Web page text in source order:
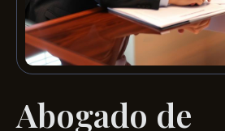
Abogado de